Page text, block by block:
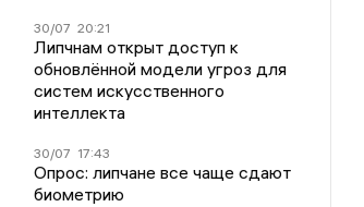
30/07 20:21
Липчнам открыт доступ к
обновлённой модели угроз для
систем искусственного
интеллекта
30/07 17:43
Опрос: липчане все чаще сдают
биометрию